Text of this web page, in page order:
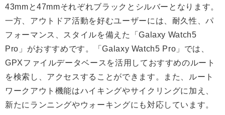
43mmと47mmそれぞれブラックとシルバーとなります。
一方、アウトドア活動を好むユーザーには、耐久性、パ
フォーマンス、スタイルを備えた「Galaxy Watch5
Pro」がおすすめです。「Galaxy Watch5 Pro」では、
GPXファイルデータベースを活用しておすすめのルート
を検索し、アクセスすることができます。また、ルート
ワークアウト機能はハイキングやサイクリングに加え、
新たにランニングやウォーキングにも対応しています。